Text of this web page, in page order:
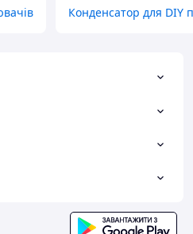
Конденсатор для DIY